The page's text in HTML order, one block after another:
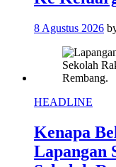
8 Agustus 2026
HEADLINE
Kenapa
Lapangan